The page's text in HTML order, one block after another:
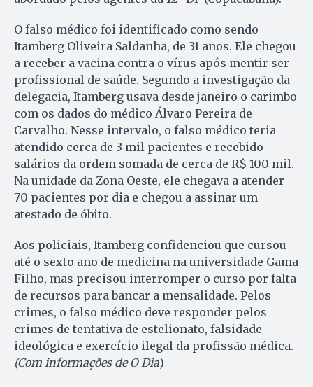
O falso médico foi identificado como sendo
Itamberg Oliveira Saldanha, de 31 anos. Ele chegou
a receber a vacina contra o vírus após mentir ser
profissional de saúde. Segundo a investigação da
delegacia, Itamberg usava desde janeiro o carimbo
com os dados do médico Álvaro Pereira de
Carvalho. Nesse intervalo, o falso médico teria
atendido cerca de 3 mil pacientes e recebido
salários da ordem somada de cerca de R$ 100 mil.
Na unidade da Zona Oeste, ele chegava a atender
70 pacientes por dia e chegou a assinar um
atestado de óbito.
Aos policiais, Itamberg confidenciou que cursou
até o sexto ano de medicina na universidade Gama
Filho, mas precisou interromper o curso por falta
de recursos para bancar a mensalidade. Pelos
crimes, o falso médico deve responder pelos
crimes de tentativa de estelionato, falsidade
ideológica e exercício ilegal da profissão médica.
(Com informações de O Dia)